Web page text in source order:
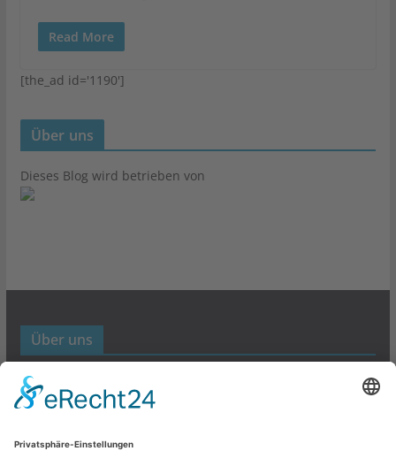
Read More
[the_ad id='1190']
Über uns
Dieses Blog wird betrieben von
Über uns
Werbund- und Marketing Blog
Links